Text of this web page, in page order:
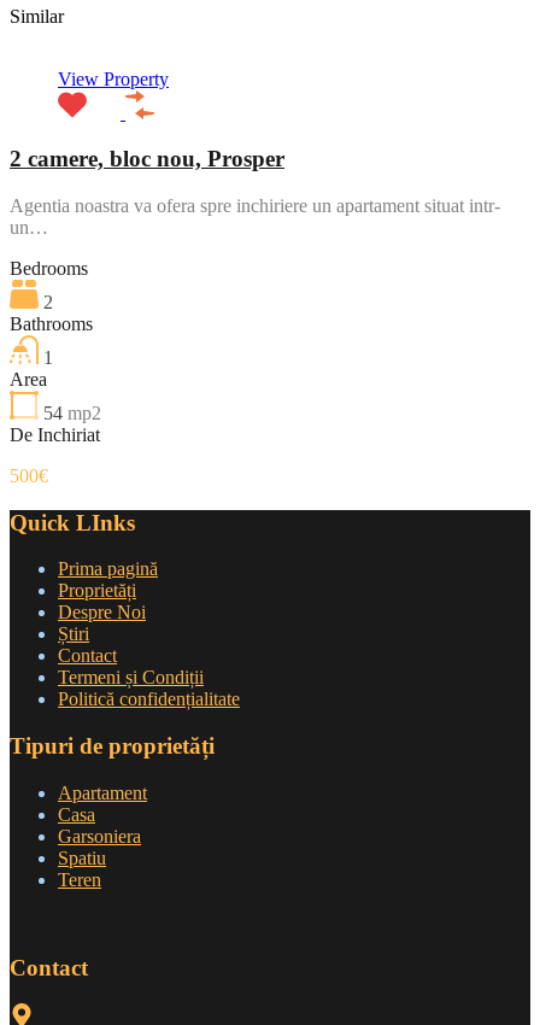
Similar
View Property
2 camere, bloc nou, Prosper
Agentia noastra va ofera spre inchiriere un apartament situat intr-
un…
Bedrooms
2
Bathrooms
1
Area
54 mp2
De Inchiriat
500€
Quick LInks
Prima pagină
Proprietăți
Despre Noi
Știri
Contact
Termeni și Condiții
Politică confidențialitate
Tipuri de proprietăți
Apartament
Casa
Garsoniera
Spatiu
Teren
Contact